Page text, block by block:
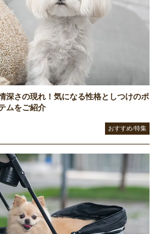
深さの現れ！気になる性格としつけのポ
ムをご紹介
おすすめ/特集